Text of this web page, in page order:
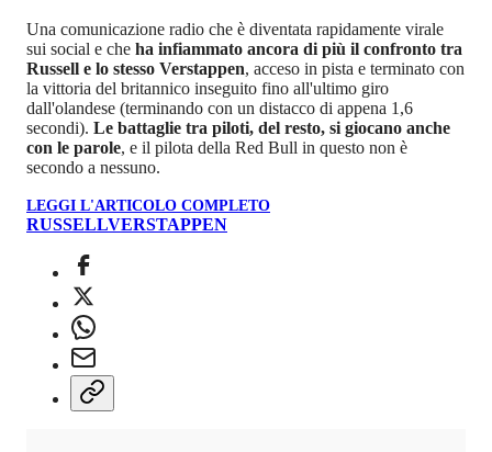
Una comunicazione radio che è diventata rapidamente virale
sui social e che ha infiammato ancora di più il confronto tra
Russell e lo stesso Verstappen, acceso in pista e terminato con
la vittoria del britannico inseguito fino all'ultimo giro
dall'olandese (terminando con un distacco di appena 1,6
secondi). Le battaglie tra piloti, del resto, si giocano anche
con le parole, e il pilota della Red Bull in questo non è
secondo a nessuno.
LEGGI L'ARTICOLO COMPLETO
RUSSELLVERSTAPPEN